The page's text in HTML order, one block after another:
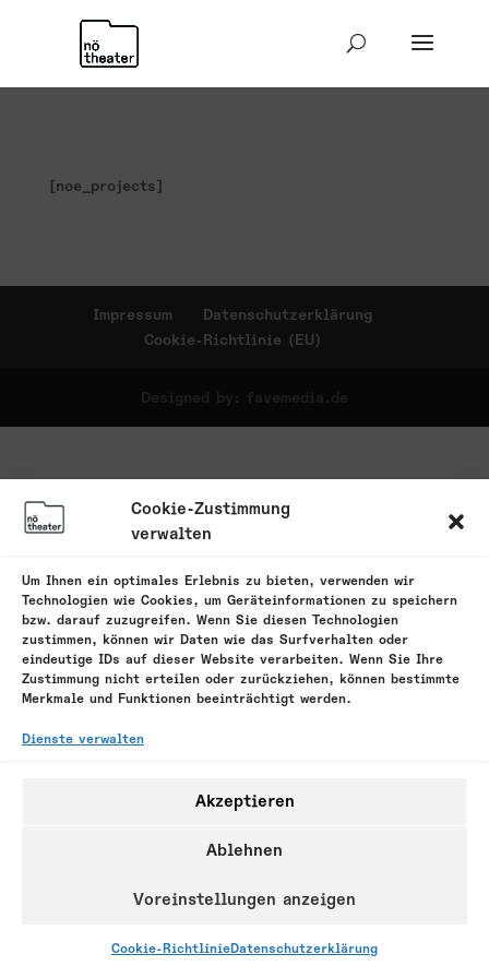
Cookie-Zustimmung
verwalten
Um Ihnen ein optimales Erlebnis zu bieten, verwenden wir
Technologien wie Cookies, um Geräteinformationen zu speichern
bzw. darauf zuzugreifen. Wenn Sie diesen Technologien
zustimmen, können wir Daten wie das Surfverhalten oder
eindeutige IDs auf dieser Website verarbeiten. Wenn Sie Ihre
Zustimmung nicht erteilen oder zurückziehen, können bestimmte
Merkmale und Funktionen beeinträchtigt werden.
Dienste verwalten
Akzeptieren
Ablehnen
Voreinstellungen anzeigen
Cookie-RichtlinieDatenschutzerklärung
[noe_projects]
Impressum
Datenschutzerklärung
Cookie-Richtlinie (EU)